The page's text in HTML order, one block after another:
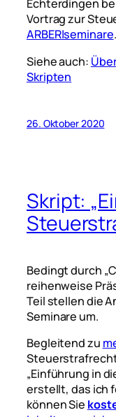
Echterdingen
Vortrag zur
ARBER|seminare.
Siehe auch:
Skripten
26. Oktober 2020
Skript:
Bedingt durch
reihenweise
Teil stellen die
Seminare um.
Begleitend zu
„Einführung in
erstellt, das ich
können Sie